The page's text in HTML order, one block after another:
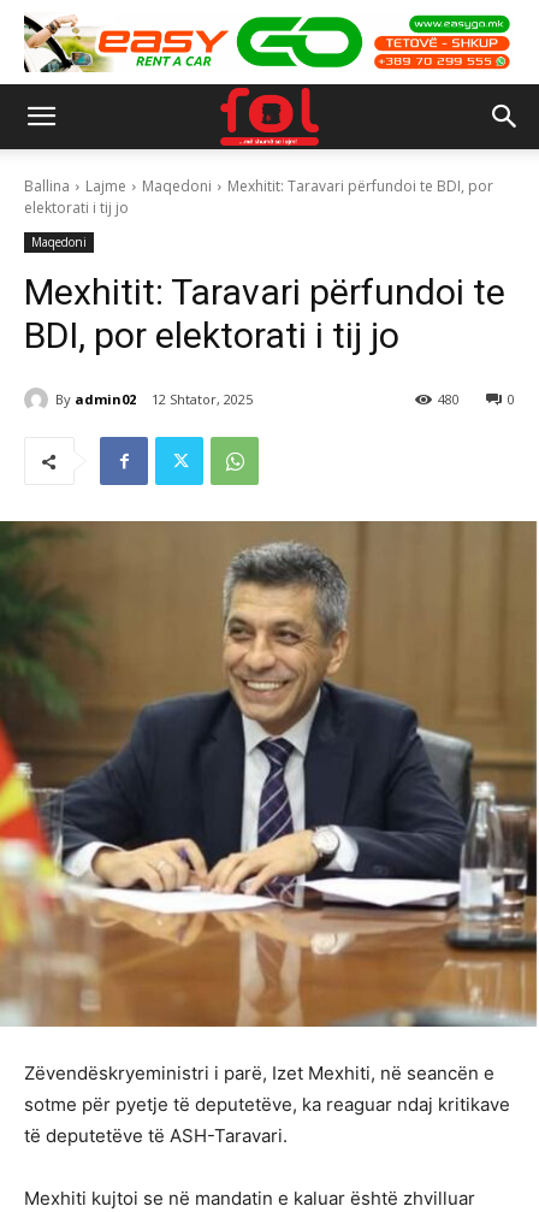
Ballina Lajme Maqedoni
Mexhitit: Taravari përfundoi te BDI, por
elektorati i tij jo
Maqedoni
Mexhitit: Taravari përfundoi te
BDI, por elektorati i tij jo
By admin02 12 Shtator, 2025 0
480
Zëvendëskryeministri i parë, Izet Mexhiti, në seancën e
sotme për pyetje të deputetëve, ka reaguar ndaj kritikave
të deputetëve të ASH-Taravari.
Mexhiti kujtoi se në mandatin e kaluar është zhvilluar